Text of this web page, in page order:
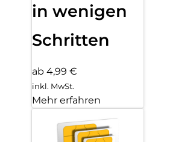
in wenigen
Schritten
ab 4,99 €
inkl. MwSt.
Mehr erfahren